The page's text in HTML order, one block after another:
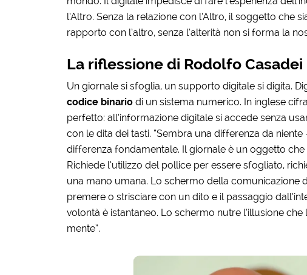
l’Altro. Senza la relazione con l’Altro, il soggetto che
rapporto con l’altro, senza l’alterità non si forma la
La riflessione di Rodolfo Casadei
Un giornale si sfoglia, un supporto digitale si digita.
codice binariodi un sistema numerico. In inglese
perfetto: all’informazione digitale si accede senza
con le dita dei tasti. “Sembra una differenza da niente
differenza fondamentale. Il giornale è un oggetto
Richiede l’utilizzo del pollice per essere sfogliato,
una mano umana. Lo schermo della comunicazione
premere o strisciare con un dito e il passaggio
volontà è istantaneo. Lo schermo nutre l’illusione
mente”.